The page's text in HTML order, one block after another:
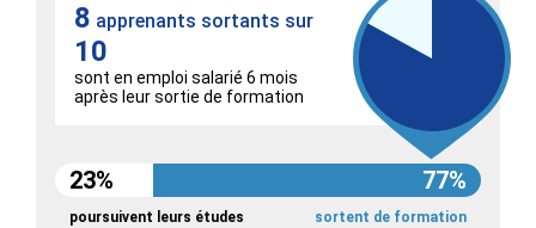
8 apprenants sortants sur
10
sont en emploi salarié 6 mois
après leur sortie de formation
23% 77%
poursuivent leurs études
sortent de formation